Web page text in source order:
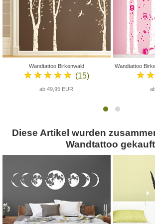
Wandtattoo Birkenwald
★★★★★ (15)
ab 49,95 EUR
Wandtattoo
Diese Artikel wurden
Wandtattoo